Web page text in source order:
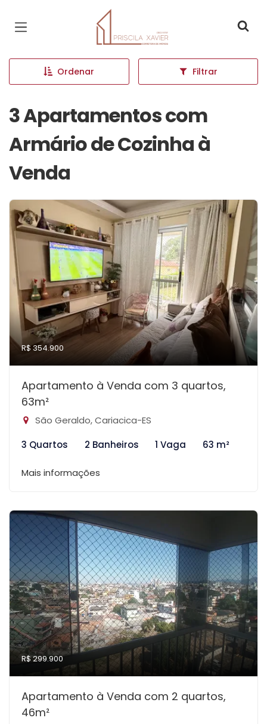
Página inicial
Ordenar Filtrar
3 Apartamentos com
Armário de Cozinha à
Venda
R$ 354.900
Apartamento à Venda com 3 quartos,
63m²
São Geraldo, Cariacica-ES
3 Quartos
2 Banheiros 1 Vaga 63 m²
Mais informações
R$ 299.900
Apartamento à Venda com 2 quartos,
46m²